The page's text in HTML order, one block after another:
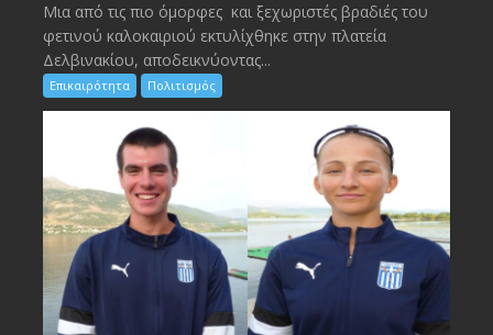
Μια από τις πιο όμορφες και ξεχωριστές βραδιές του
φετινού καλοκαιριού εκτυλίχθηκε στην πλατεία
Δελβινακίου, αποδεικνύοντας...
Επικαιρότητα Πολιτισμός